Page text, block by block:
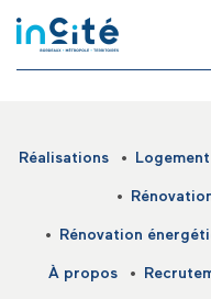
Réalisations
Rénovation
À propos